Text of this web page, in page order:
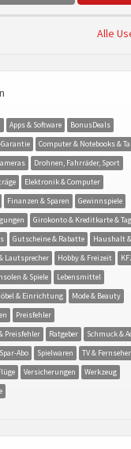
Alle
Apps & Software
BonusDeals
Garantie
Computer & Notebooks &
Drohnen, Fahrräder, Sport
Elektronik & Computer
Finanzen & Sparen
Gewinnspiele
Girokonto & Kreditkarte &
Gutscheine & Rabatte
Haushalt
Lautsprecher Hobby & Freizeit
& Spiele
Lebensmittel
& Einrichtung
Mode & Beauty
Preisfehler
Preisfehler
Ratgeber
Schmuck &
Spar-Abo Spielwaren
TV & Fernsehen
Versicherungen
Werkzeug